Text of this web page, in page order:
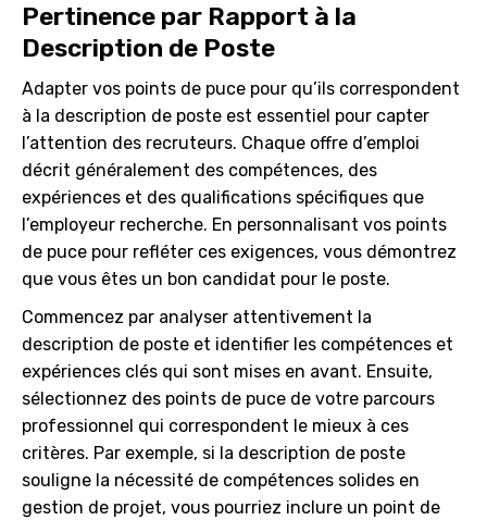
Pertinence par Rapport à la
Description de Poste
Adapter vos points de puce pour qu’ils correspondent
à la description de poste est essentiel pour capter
l’attention des recruteurs. Chaque offre d’emploi
décrit généralement des compétences, des
expériences et des qualifications spécifiques que
l’employeur recherche. En personnalisant vos points
de puce pour refléter ces exigences, vous démontrez
que vous êtes un bon candidat pour le poste.
Commencez par analyser attentivement la
description de poste et identifier les compétences et
expériences clés qui sont mises en avant. Ensuite,
sélectionnez des points de puce de votre parcours
professionnel qui correspondent le mieux à ces
critères. Par exemple, si la description de poste
souligne la nécessité de compétences solides en
gestion de projet, vous pourriez inclure un point de